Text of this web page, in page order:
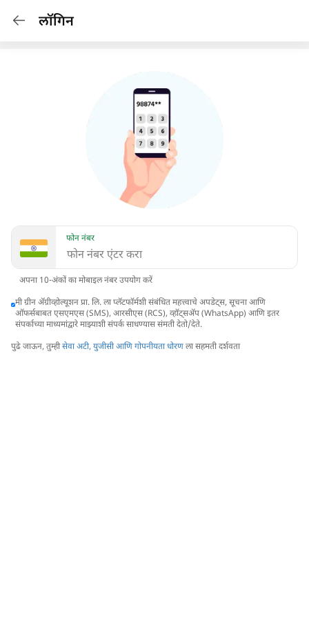
लॉगिन
फोन नंबर
अपना 10-अंकों का मोबाइल नंबर उपयोग करें
मी ग्रीन अ‍ॅग्रीव्होल्यूशन प्रा. लि. ला प्लॅटफॉर्मशी संबंधित महत्त्वाचे अपडेट्स, सूचना आणि
ऑफर्सबाबत एसएमएस (SMS), आरसीएस (RCS), व्हॉट्सअ‍ॅप (WhatsApp) आणि इतर
संपर्काच्या माध्यमांद्वारे माझ्याशी संपर्क साधण्यास संमती देतो/देते.
पुढे जाऊन, तुम्हीसेवा अटी, युजीसी आणि गोपनीयता धोरणला सहमती दर्शवता